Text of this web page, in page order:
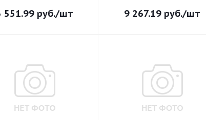
551.99 руб./шт 9 267.19 руб./шт